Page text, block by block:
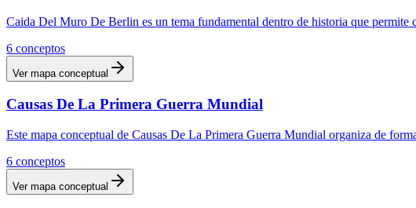
Caida Del Muro De Berlin es un tema fundamental dentro de historia que permite
6 conceptos
Ver mapa conceptual
Causas De La Primera Guerra Mundial
Este mapa conceptual de Causas De La Primera Guerra Mundial organiza de
6 conceptos
Ver mapa conceptual